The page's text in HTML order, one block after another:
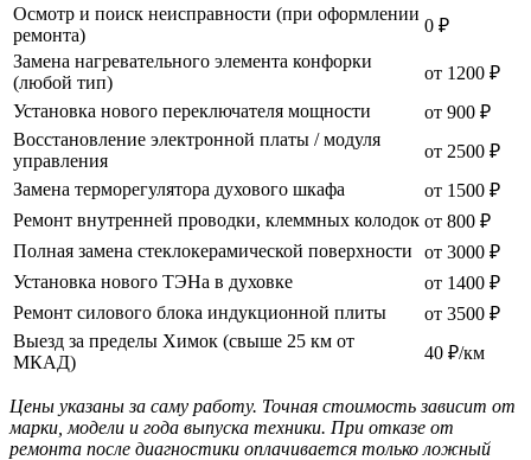
Осмотр и поиск неисправности (при оформлении
ремонта)
0 ₽
Замена нагревательного элемента конфорки
(любой тип)
от 1200 ₽
Установка нового переключателя мощности
от 900 ₽
Восстановление электронной платы / модуля
управления
от 2500 ₽
Замена терморегулятора духового шкафа
от 1500 ₽
Ремонт внутренней проводки, клеммных колодок от 800 ₽
Полная замена стеклокерамической поверхности
от 3000 ₽
Установка нового ТЭНа в духовке
от 1400 ₽
Ремонт силового блока индукционной плиты
от 3500 ₽
Выезд за пределы Химок (свыше 25 км от
МКАД)
40 ₽/км
Цены указаны за саму работу. Точная стоимость зависит от
марки, модели и года выпуска техники. При отказе от
ремонта после диагностики оплачивается только ложный